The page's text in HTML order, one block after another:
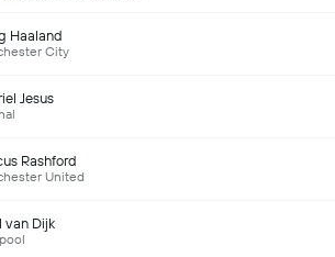
Haaland
City
Jesus
Rashford
United
van Dijk